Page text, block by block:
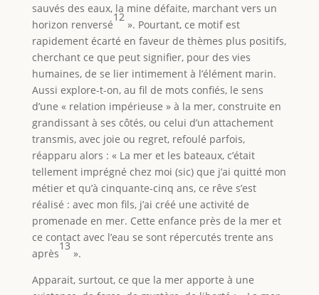
sauvés des eaux, la mine défaite, marchant vers un
horizon renversé
12
». Pourtant, ce motif est
rapidement écarté en faveur de thèmes plus positifs,
cherchant ce que peut signifier, pour des vies
humaines, de se lier intimement à l’élément marin.
Aussi explore-t-on, au fil de mots confiés, le sens
d’une « relation impérieuse » à la mer, construite en
grandissant à ses côtés, ou celui d’un attachement
transmis, avec joie ou regret, refoulé parfois,
réapparu alors : « La mer et les bateaux, c’était
tellement imprégné chez moi (sic) que j’ai quitté mon
métier et qu’à cinquante-cinq ans, ce rêve s’est
réalisé : avec mon fils, j’ai créé une activité de
promenade en mer. Cette enfance près de la mer et
ce contact avec l’eau se sont répercutés trente ans
après
13
».
Apparait, surtout, ce que la mer apporte à une